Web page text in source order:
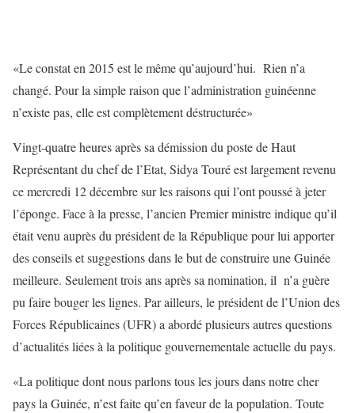
«Le constat en 2015 est le même qu’aujourd’hui. Rien n’a
changé. Pour la simple raison que l’administration guinéenne
n’existe pas, elle est complètement déstructurée»
Vingt-quatre heures après sa démission du poste de Haut
Représentant du chef de l’Etat, Sidya Touré est largement revenu
ce mercredi 12 décembre sur les raisons qui l’ont poussé à jeter
l’éponge. Face à la presse, l’ancien Premier ministre indique qu’il
était venu auprès du président de la République pour lui apporter
des conseils et suggestions dans le but de construire une Guinée
meilleure. Seulement trois ans après sa nomination, il n’a guère
pu faire bouger les lignes. Par ailleurs, le président de l’Union des
Forces Républicaines (UFR) a abordé plusieurs autres questions
d’actualités liées à la politique gouvernementale actuelle du pays.
«La politique dont nous parlons tous les jours dans notre cher
pays la Guinée, n’est faite qu’en faveur de la population. Toute